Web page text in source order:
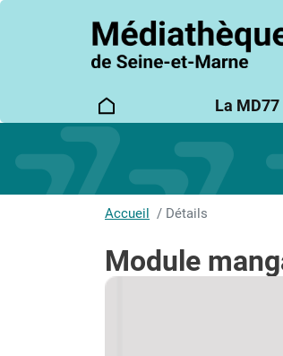
logo
main_menu
Main
navigation
La MD77
Accueil Détails
Module